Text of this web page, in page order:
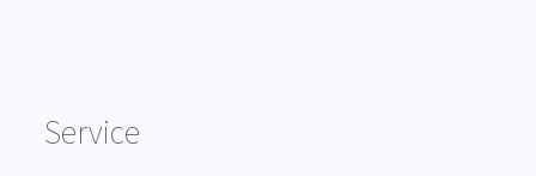
Service